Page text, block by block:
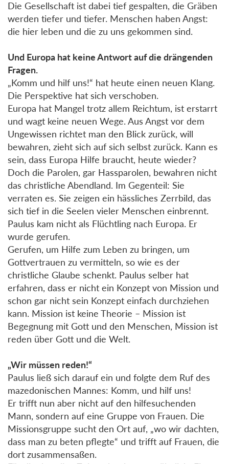
Die Gesellschaft ist dabei tief gespalten, die Gräben
werden tiefer und tiefer. Menschen haben Angst:
die hier leben und die zu uns gekommen sind.
Und Europa hat keine Antwort auf die drängenden
Fragen.
„Komm und hilf uns!“ hat heute einen neuen Klang.
Die Perspektive hat sich verschoben.
Europa hat Mangel trotz allem Reichtum, ist erstarrt
und wagt keine neuen Wege. Aus Angst vor dem
Ungewissen richtet man den Blick zurück, will
bewahren, zieht sich auf sich selbst zurück. Kann es
sein, dass Europa Hilfe braucht, heute wieder?
Doch die Parolen, gar Hassparolen, bewahren nicht
das christliche Abendland. Im Gegenteil: Sie
verraten es. Sie zeigen ein hässliches Zerrbild, das
sich tief in die Seelen vieler Menschen einbrennt.
Paulus kam nicht als Flüchtling nach Europa. Er
wurde gerufen.
Gerufen, um Hilfe zum Leben zu bringen, um
Gottvertrauen zu vermitteln, so wie es der
christliche Glaube schenkt. Paulus selber hat
erfahren, dass er nicht ein Konzept von Mission und
schon gar nicht sein Konzept einfach durchziehen
kann. Mission ist keine Theorie – Mission ist
Begegnung mit Gott und den Menschen, Mission ist
reden über Gott und die Welt.
„Wir müssen reden!“
Paulus ließ sich darauf ein und folgte dem Ruf des
mazedonischen Mannes: Komm, und hilf uns!
Er trifft nun aber nicht auf den hilfesuchenden
Mann, sondern auf eine Gruppe von Frauen. Die
Missionsgruppe sucht den Ort auf, „wo wir dachten,
dass man zu beten pflegte“ und trifft auf Frauen, die
dort zusammensaßen.